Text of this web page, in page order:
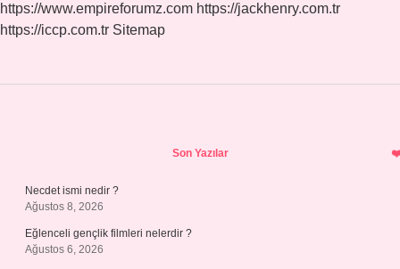
https://www.empireforumz.com https://jackhenry.com.tr
https://iccp.com.tr Sitemap
Son Yazılar
Necdet ismi nedir ?
Ağustos 8, 2026
Eğlenceli gençlik filmleri nelerdir ?
Ağustos 6, 2026